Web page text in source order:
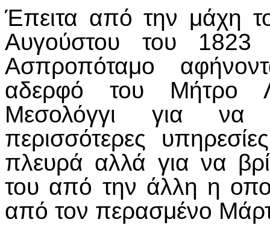
Έπειτα από την μάχη
Αυγούστου του
Ασπροπόταμο
αδερφό του Μήτρο
Μεσολόγγι για να
περισσότερες
πλευρά αλλά για να
του από την άλλη η
από τον περασμένο